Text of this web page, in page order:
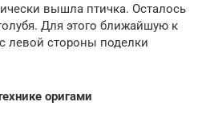
вышла птичка. Осталось
Для этого ближайшую к
левой стороны поделки
оригами